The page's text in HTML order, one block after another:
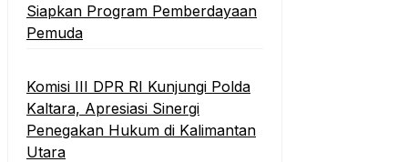
Siapkan Program Pemberdayaan
Pemuda
Komisi III DPR RI Kunjungi Polda
Kaltara, Apresiasi Sinergi
Penegakan Hukum di Kalimantan
Utara